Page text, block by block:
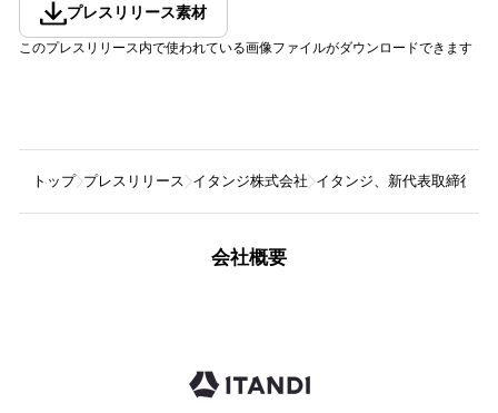
プレスリリース素材
このプレスリリース内で使われている画像ファイルがダウンロードできます
トップ プレスリリース イタンジ株式会社 イタンジ、新代表取締役 就
会社概要